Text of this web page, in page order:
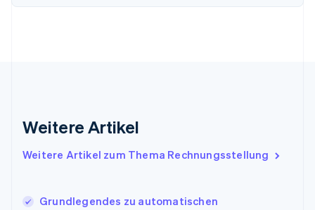
Weitere Artikel
Weitere Artikel zum Thema Rechnungsstellung
Grundlegendes zu automatischen
Frankreich
Irland
Italien
日本語 English